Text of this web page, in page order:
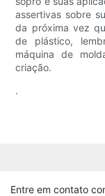
assertivas sobre
da próxima vez
de plástico,
máquina de
criação.
.
Entre em contato